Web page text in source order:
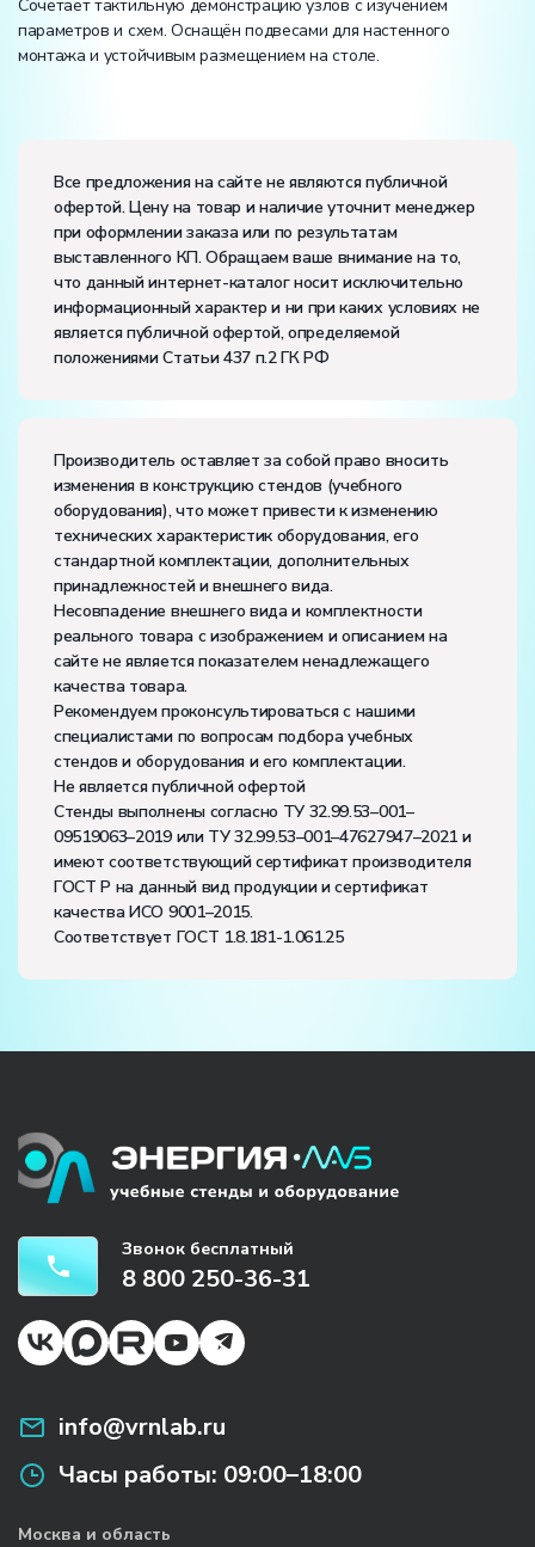
Сочетает тактильную демонстрацию узлов с изучением
параметров и схем. Оснащён подвесами для настенного
монтажа и устойчивым размещением на столе.
Размеры (Д x Ш x В):
Все предложения на сайте не являются публичной
офертой. Цену на товар и наличие уточнит менеджер
при оформлении заказа или по результатам
выставленного КП. Обращаем ваше внимание на то,
что данный интернет-каталог носит исключительно
информационный характер и ни при каких условиях не
является публичной офертой, определяемой
положениями Статьи 437 п.2 ГК РФ
Производитель оставляет за собой право вносить
изменения в конструкцию стендов (учебного
оборудования), что может привести к изменению
технических характеристик оборудования, его
стандартной комплектации, дополнительных
принадлежностей и внешнего вида.
Несовпадение внешнего вида и комплектности
реального товара с изображением и описанием на
сайте не является показателем ненадлежащего
качества товара.
Рекомендуем проконсультироваться с нашими
специалистами по вопросам подбора учебных
стендов и оборудования и его комплектации.
Не является публичной офертой
Стенды выполнены согласно ТУ 32.99.53–001–
09519063–2019 или ТУ 32.99.53–001–47627947–2021 и
имеют соответствующий сертификат производителя
ГОСТ Р на данный вид продукции и сертификат
качества ИСО 9001–2015.
Соответствует ГОСТ 1.8.181-1.061.25
Звонок бесплатный
8 800 250-36-31
info@vrnlab.ru
Часы работы: 09:00–18:00
Москва и область